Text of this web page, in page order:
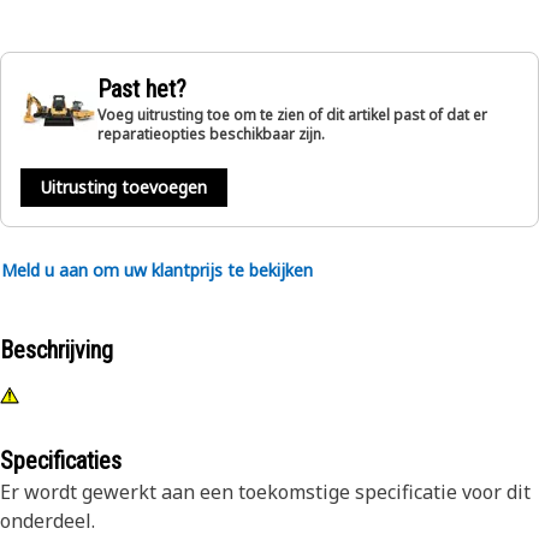
Past het?
Voeg uitrusting toe om te zien of dit artikel past of dat er
reparatieopties beschikbaar zijn.
Uitrusting toevoegen
Meld u aan om uw klantprijs te bekijken
Beschrijving
Specificaties
Er wordt gewerkt aan een toekomstige specificatie voor dit
onderdeel.